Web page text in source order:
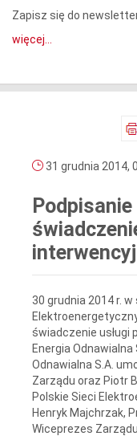
Zapisz się do
więcej...
31 grudnia 2014,
30 grudnia 2014 r.
świadczenie usługi
Energia Odnawialna
Odnawialna S.A.
Zarządu oraz Piotr
Polskie Sieci
Henryk Majchrzak,
Wiceprezes Zarządu.